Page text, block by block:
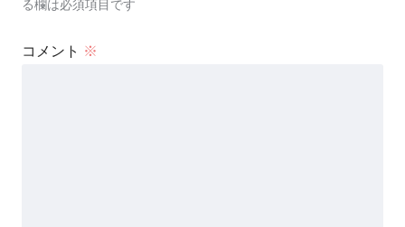
る欄は必須項目です
コメント ※